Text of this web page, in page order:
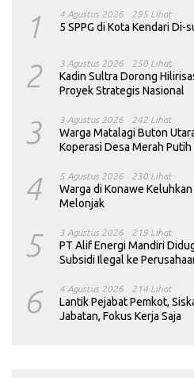
1 4 Agustus 2026 295 Lihat
5 SPPG di Kota Kendari Di-
2 3 Agustus 2026 250 Lihat
Kadin Sultra Dorong
Proyek Strategis Nasional
3 3 Agustus 2026 242 Lihat
Warga Matalagi Buton
Koperasi Desa Merah Putih
4 5 Agustus 2026 230 Lihat
Warga di Konawe
Melonjak
5 3 Agustus 2026 219 Lihat
PT Alif Energi Mandiri
Subsidi Ilegal ke
6 4 Agustus 2026 214 Lihat
Lantik Pejabat Pemkot,
Jabatan, Fokus Kerja Saja